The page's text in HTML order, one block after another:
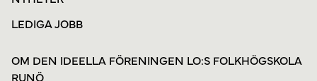
LEDIGA JOBB
OM DEN IDEELLA FÖRENINGEN LO:S FOLKHÖGSKOLA
RUNÖ